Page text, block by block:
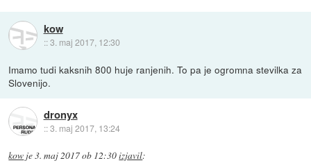
kow
::3. maj 2017, 12:30
Imamo tudi kaksnih 800 huje ranjenih. To pa je ogromna stevilka za
Slovenijo.
dronyx
::3. maj 2017, 13:24
kow je3. maj 2017 ob 12:30izjavil: